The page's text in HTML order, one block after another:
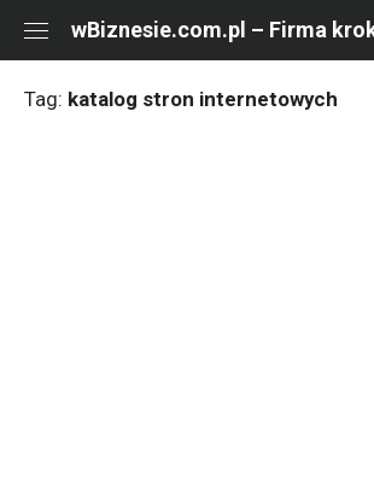
wBiznesie.com.pl – Firma
Tag: katalog stron internetowych